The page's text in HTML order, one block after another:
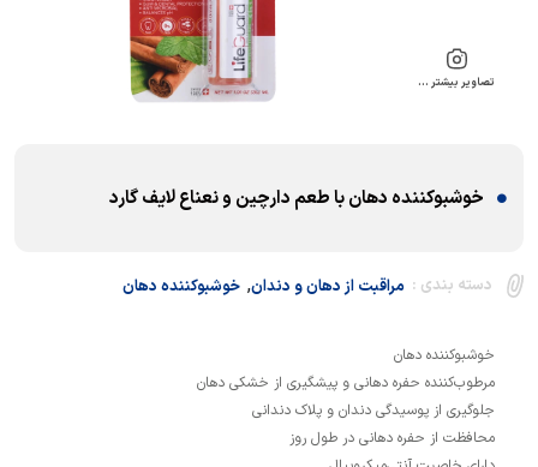
تصاویر بیشتر …
خوشبوکننده دهان با طعم دارچین و نعناع لایف گارد
دسته بندی : مراقبت از دهان و دندان, خوشبوکننده دهان